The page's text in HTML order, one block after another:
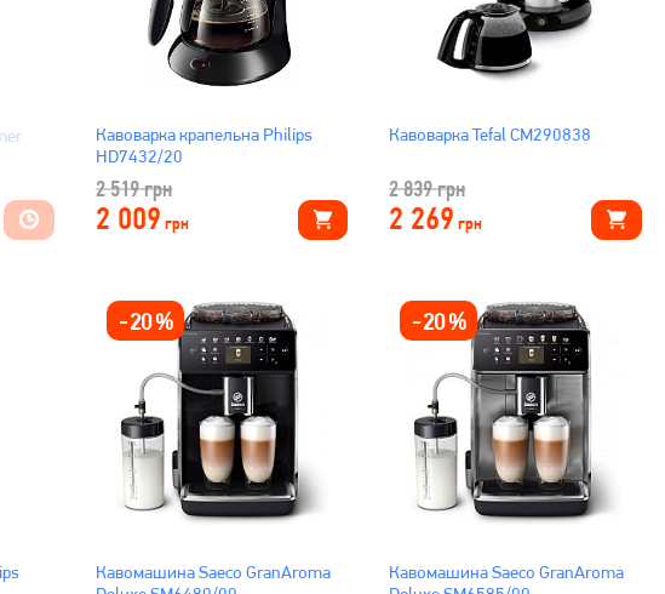
Кавоварка крапельна Philips
HD7432/20
2 519грн
2 009 грн
Кавоварка Tefal CM290838
2 839грн
2 269 грн
-20%
Кавомашина Saeco GranAroma
-20%
Кавомашина Saeco GranAroma